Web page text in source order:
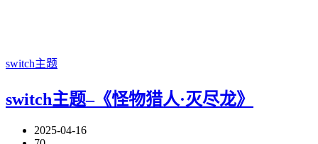
switch主题
switch主题–《怪物猎人·灭尽龙》
2025-04-16